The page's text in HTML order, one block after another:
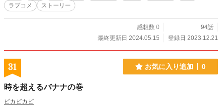
ラブコメ
ストーリー
感想数 0
94話
最終更新日 2024.05.15
登録日 2023.12.21
31 お気に入り追加 0
時を超えるバナナの巻
ピカピカピ